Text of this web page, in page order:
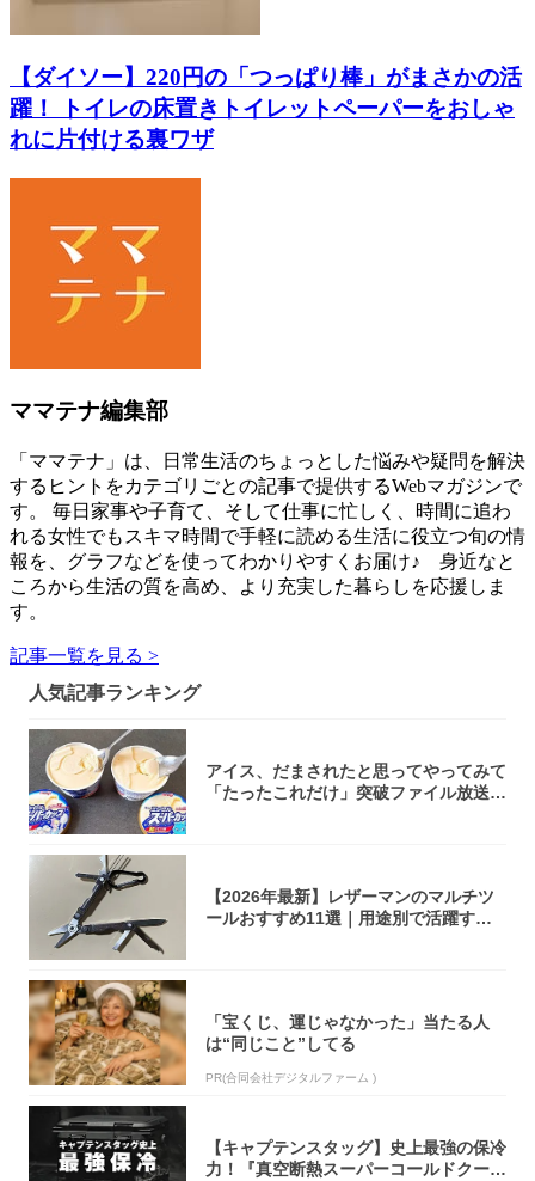
【ダイソー】220円の「つっぱり棒」がまさかの活
躍！ トイレの床置きトイレットペーパーをおしゃ
れに片付ける裏ワザ
ママテナ編集部
「ママテナ」は、日常生活のちょっとした悩みや疑問を解決
するヒントをカテゴリごとの記事で提供するWebマガジンで
す。 毎日家事や子育て、そして仕事に忙しく、時間に追わ
れる女性でもスキマ時間で手軽に読める生活に役立つ旬の情
報を、グラフなどを使ってわかりやすくお届け♪ 身近なと
ころから生活の質を高め、より充実した暮らしを応援しま
す。
記事一覧を見る >
人気記事ランキング
アイス、だまされたと思ってやってみて
「たったこれだけ」突破ファイル放送で
【2026年最新】レザーマンのマルチツ
ールおすすめ11選｜用途別で活躍する
「宝くじ、運じゃなかった」当たる人
は“同じこと”してる
PR(合同会社デジタルファーム )
【キャプテンスタッグ】史上最強の保冷
力！『真空断熱スーパーコールドクーラ